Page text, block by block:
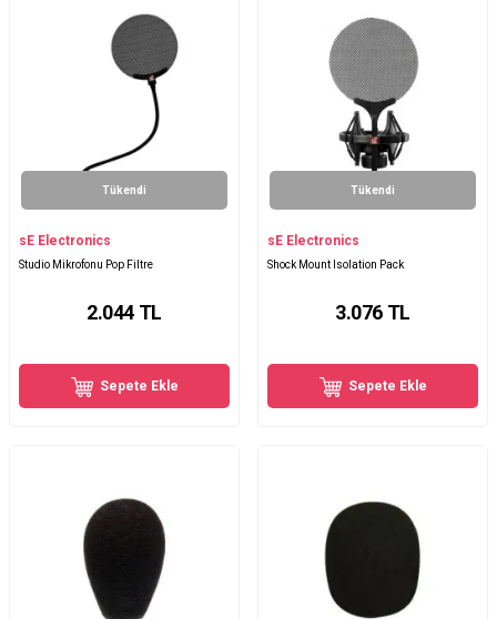
Tükendi
sE Electronics
Studio Mikrofonu Pop Filtre
2.044 TL
Sepete Ekle
Tükendi
sE Electronics
Shock Mount Isolation Pack
3.076 TL
Sepete Ekle